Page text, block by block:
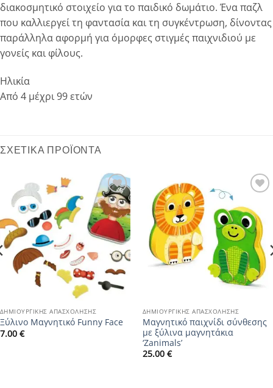
διακοσμητικό στοιχείο για το παιδικό δωμάτιο. Ένα παζλ
που καλλιεργεί τη φαντασία και τη συγκέντρωση, δίνοντας
παράλληλα αφορμή για όμορφες στιγμές παιχνιδιού με
γονείς και φίλους.
Ηλικία
Από 4 μέχρι 99 ετών
ΣΧΕΤΙΚΆ ΠΡΟΪΌΝΤΑ
Add to
wishlist
ΔΗΜΙΟΥΡΓΙΚΉΣ ΑΠΑΣΧΌΛΗΣΗΣ
Ξύλινο Μαγνητικό Funny Face
7.00 €
wishlist
ΔΗΜΙΟΥΡΓΙΚΉΣ ΑΠΑΣΧΌΛΗΣΗΣ
Μαγνητικό παιχνίδι σύνθεσης
με ξύλινα μαγνητάκια
‘Zanimals’
25.00 €